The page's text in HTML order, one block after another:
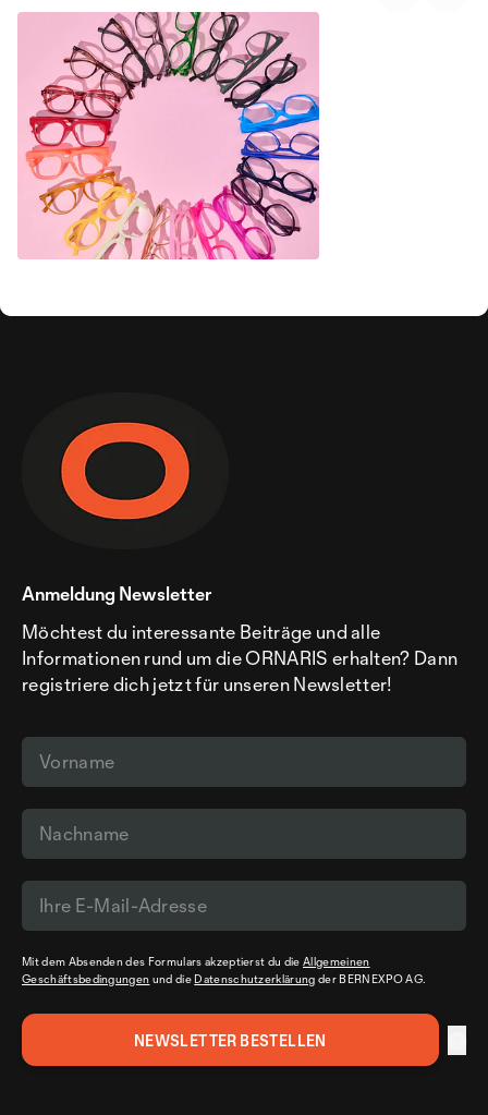
Anmeldung Newsletter
Möchtest du interessante Beiträge und alle
Informationen rund um die ORNARIS erhalten? Dann
registriere dich jetzt für unseren Newsletter!
Mit dem Absenden des Formulars akzeptierst du dieAllgemeinen
Geschäftsbedingungen und die Datenschutzerklärung der BERNEXPO AG.